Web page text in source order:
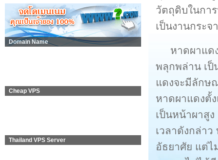
Domain Name
Cheap VPS
Thailand VPS Server
วัตถุดิบในกา
เป็นงานกระ
หาดผาแด
พลุกพล่าน เป็
แดงจะมีลักษ
หาดผาแดงตั้
เป็นหน้าผาสู
เวลาดังกล่า
อัธยาศัย แต่ไ